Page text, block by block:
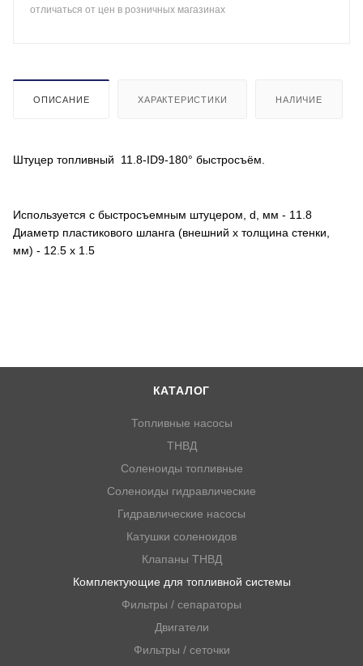
отличаться от цен в розничных магазинах
ОПИСАНИЕ ХАРАКТЕРИСТИКИ НАЛИЧИЕ
Штуцер топливный 11.8-ID9-180° быстросъём.
Используется с быстросъемным штуцером, d, мм - 11.8
Диаметр пластикового шланга (внешний х толщина стенки,
мм) - 12.5 х 1.5
КАТАЛОГ
Топливные насосы
ТНВД
Соленоиды топливные
Соленоиды гидравлические
Гидравлические насосы
Катушки соленоидов
Клапаны ТНВД
Комплектующие для топливной системы
Фильтры / сепараторы
Двигатели
Фильтры / сеточки